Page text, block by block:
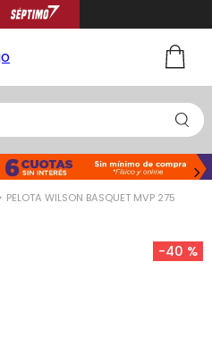
PELOTA WILSON BASQUET MVP 275
-40 %